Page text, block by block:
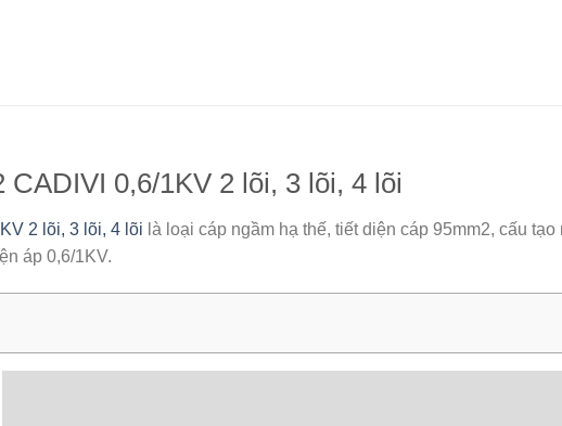
CADIVI 0,6/1KV 2 lõi, 3 lõi, 4 lõi
2 lõi, 3 lõi, 4 lõi là loại cáp ngầm hạ thế, tiết diện cáp 95mm2, cấu
áp 0,6/1KV.